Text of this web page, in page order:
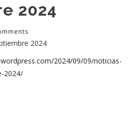
2024
2024
2024/09/09/noticias-
2024/